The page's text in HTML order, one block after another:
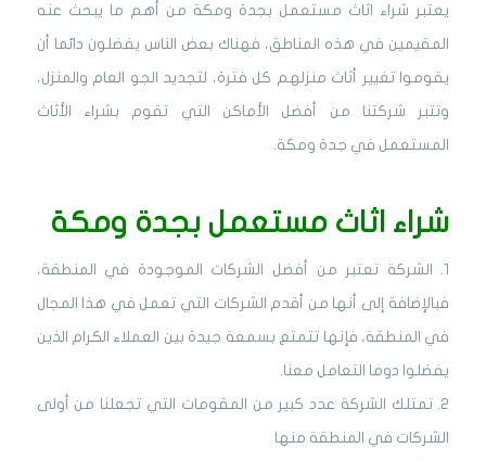
يعتبر شراء اثاث مستعمل بجدة ومكة من أهم ما يبحث عنه
المقيمين في هذه المناطق، فهناك بعض الناس يفضلون دائما أن
يقوموا تغيير أثاث منزلهم كل فترة، لتجديد الجو العام والمنزل،
وتتبر شركتنا من أفضل الأماكن التي تقوم بشراء الأثاث
المستعمل في جدة ومكة.
شراء اثاث مستعمل بجدة ومكة
1. الشركة تعتبر من أفضل الشركات الموجودة في المنطقة،
فبالإضافة إلى أنها من أقدم الشركات التي تعمل في هذا المجال
في المنطقة، فإنها تتمتع بسمعة جيدة بين العملاء الكرام الذين
يفضلوا دوما التعامل معنا.
2. تمتلك الشركة عدد كبير من المقومات التي تجعلنا من أولى
الشركات في المنطقة منها